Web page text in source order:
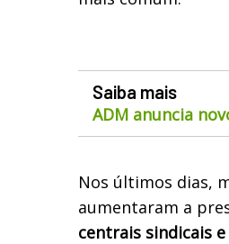
Saiba mais
ADM anuncia
Nos últimos dias,
aumentaram a
centrais sindicais